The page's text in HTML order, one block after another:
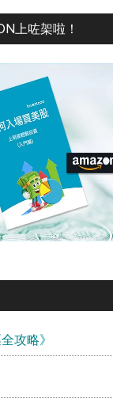
上咗架啦！
攻略》